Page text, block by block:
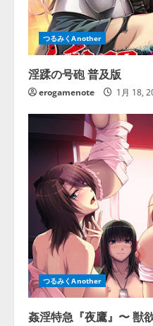
つるみくAnother
淫蹂の号砲 普及版
erogamenote 1月 18,
つるみくAnother
姦淫特急『夜鷹』〜 獣